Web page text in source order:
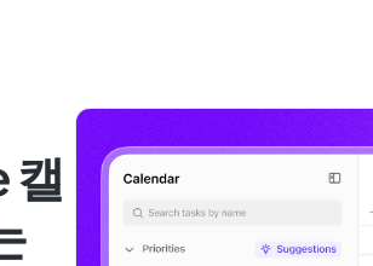
캘